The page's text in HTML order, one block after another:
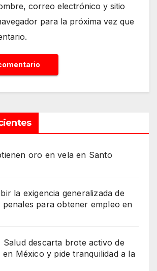
correo electrónico y sitio
para la próxima vez que
oro en vela en Santo
la exigencia generalizada de
penales para obtener empleo en
Salud descarta brote activo de
en México y pide tranquilidad a la